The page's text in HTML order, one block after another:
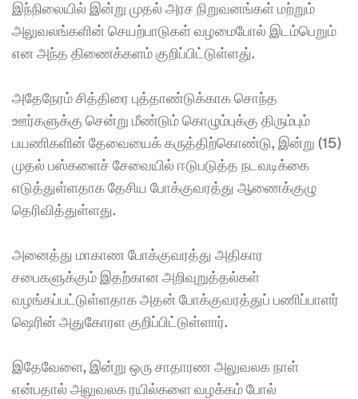
இந்நிலையில் இன்று முதல் அரச நிறுவனங்கள் மற்றும்
அலுவலங்களின் செயற்பாடுகள் வழமைபோல் இடம்பெறும்
என அந்த திணைக்களம் குறிப்பிட்டுள்ளது்.
அதேநேரம் சித்திரை புத்தாண்டுக்காக சொந்த
ஊர்களுக்கு சென்று மீண்டும் கொழும்புக்கு திரும்பும்
பயணிகளின் தேவையைக் கருத்திற்கொண்டு, இன்று (15)
முதல் பஸ்களைச் சேவையில் ஈடுபடுத்த நடவடிக்கை
எடுத்துள்ளதாக தேசிய போக்குவரத்து ஆணைக்குழு
தெரிவித்துள்ளது.
அனைத்து மாகாண போக்குவரத்து அதிகார
சபைகளுக்கும் இதற்கான அறிவுறுத்தல்கள்
வழங்கப்பட்டுள்ளதாக அதன் போக்குவரத்துப் பணிப்பாளர்
ஷெரின் அதுகோரள குறிப்பிட்டுள்ளார்.
இதேவேளை, இன்று ஒரு சாதாரண அலுவலக நாள்
என்பதால் அலுவலக ரயில்களை வழக்கம் போல்